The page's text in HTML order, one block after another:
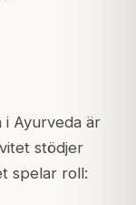
i Ayurveda är
stödjer
spelar roll: